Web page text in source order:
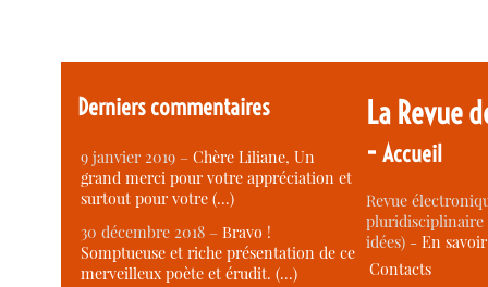
Derniers commentaires
9 janvier 2019 –Chère Liliane, Un
grand merci pour votre appréciation et
surtout pour votre (…)
30 décembre 2018 –Bravo !
Somptueuse et riche présentation de ce
merveilleux poète et érudit. (…)
La Revue
-Accueil
Revue
idées) -En
Contacts